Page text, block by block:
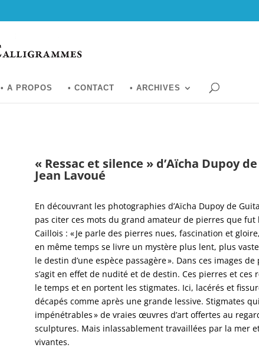
• A PROPOS • CONTACT • ARCHIVES
« Ressac et silence » d’Aïcha Dupoy
Jean Lavoué
En découvrant les photographies d’Aïcha Dupoy de
pas citer ces mots du grand amateur de pierres que fut
Caillois : « Je parle des pierres nues, fascination et
en même temps se livre un mystère plus lent, plus
le destin d’une espèce passagère ». Dans ces images
s’agit en effet de nudité et de destin. Ces pierres et ces
le temps et en portent les stigmates. Ici, lacérés et
décapés comme après une grande lessive. Stigmates
impénétrables » de vraies œuvres d’art offertes au
sculptures. Mais inlassablement travaillées par la mer
vivantes.